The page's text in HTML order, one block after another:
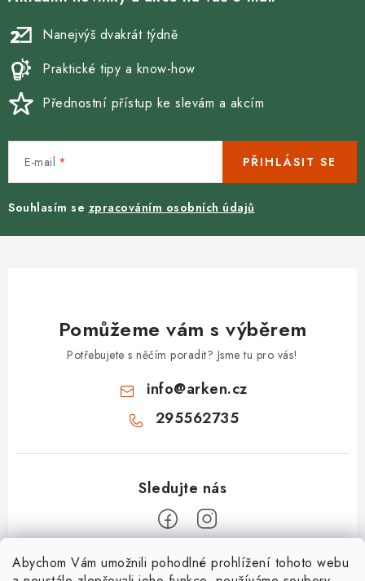
Abychom Vám umožnili pohodlné prohlížení tohoto webu
Nanejvýš dvakrát týdně
Praktické tipy a know-how
Přednostní přístup ke slevám a akcím
E-mail
Souhlasím se zpracováním osobních údajů
PŘIHLÁSIT SE
Pomůžeme vám s výběrem
Potřebujete s něčím poradit? Jsme tu pro vás!
info@arken.cz
295562735